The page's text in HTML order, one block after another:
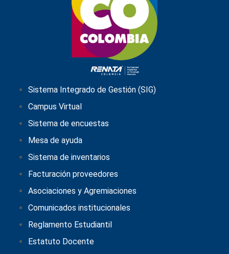
Sistema Integrado de Gestión (SIG)
Campus Virtual
Sistema de encuestas
Mesa de ayuda
Sistema de inventarios
Facturación proveedores
Asociaciones y Agremiaciones
Comunicados institucionales
Reglamento Estudiantil
Estatuto Docente